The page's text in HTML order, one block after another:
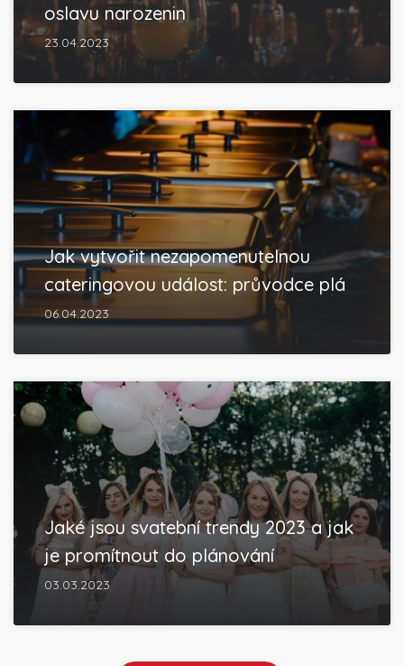
oslavu narozenin
23.04.2023
Jak vytvořit nezapomenutelnou
cateringovou událost: průvodce plá
06.04.2023
Jaké jsou svatební trendy 2023 a jak
je promítnout do plánování
03.03.2023